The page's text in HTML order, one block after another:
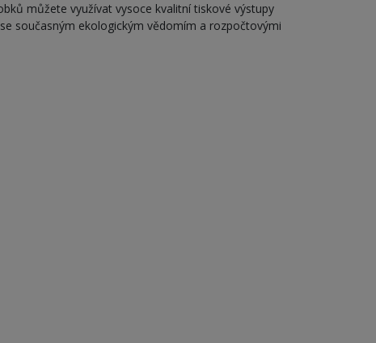
můžete využívat vysoce kvalitní tiskové výstupy
současným ekologickým vědomím a rozpočtovými